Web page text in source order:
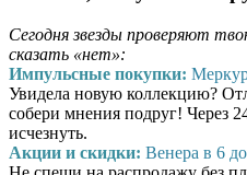
Сегодня звезды проверяют
сказать «нет»:
Импульсные покупки:
Увидела новую коллекцию?
собери мнения подруг! Через
исчезнуть.
Акции и скидки: Венера в 6